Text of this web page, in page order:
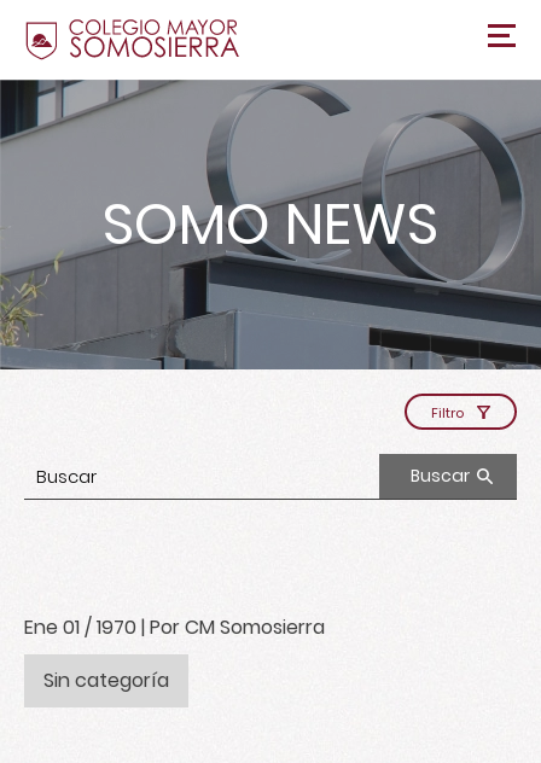
SOMO NEWS
Filtro
Buscar
Ene 01 / 1970| Por CM Somosierra
Sin categoría